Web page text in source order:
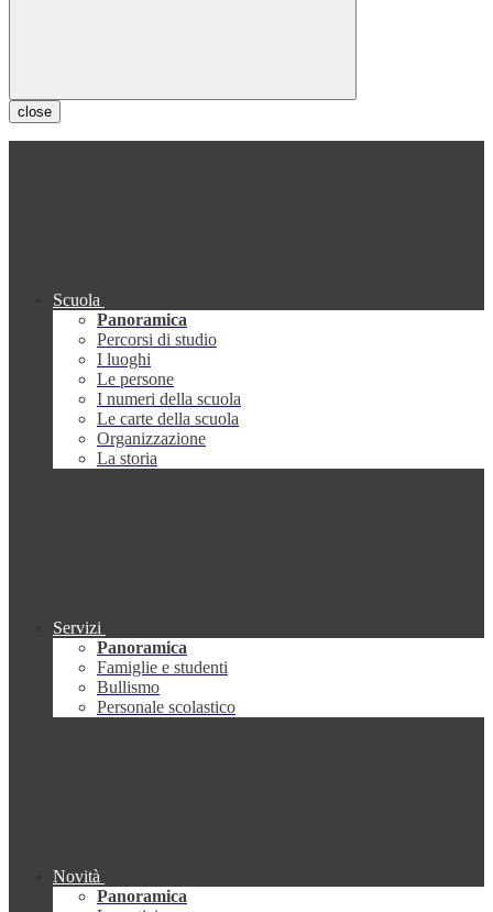
close
Scuola
Panoramica
Percorsi di studio
I luoghi
Le persone
I numeri della scuola
Le carte della scuola
Organizzazione
La storia
Servizi
Panoramica
Famiglie e studenti
Bullismo
Personale scolastico
Novità
Panoramica